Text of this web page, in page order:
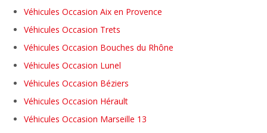
Véhicules Occasion Aix en Provence
Véhicules Occasion Trets
Véhicules Occasion Bouches du Rhône
Véhicules Occasion Lunel
Véhicules Occasion Béziers
Véhicules Occasion Hérault
Véhicules Occasion Marseille 13